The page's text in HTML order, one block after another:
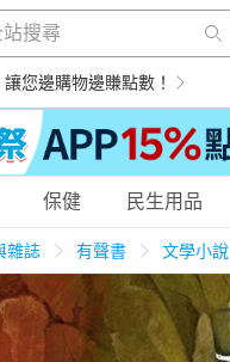
您邊購物邊賺點數！
美食蛋糕 養生保健
保健 民生用品
雜誌 有聲書 文學小說